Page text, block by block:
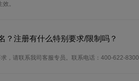
。
？注册有什么特别要求/限制吗？
，请联系我司客服专员。联系电话：400-622-8300